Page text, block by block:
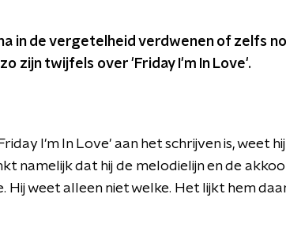
in de vergetelheid verdwenen of zelfs
zijn twijfels over 'Friday I'm In Love'.
I'm In Love' aan het schrijven is, weet
namelijk dat hij de melodielijn en de
Hij weet alleen niet welke. Het lijkt hem